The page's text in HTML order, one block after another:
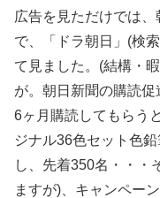
広告を見ただけでは
で、「ドラ朝日」(検
て見ました。(結構・
が。朝日新聞の購読促
6ヶ月購読してもらう
ジナル36色セット色
し、先着350名・・・
ますが)、キャンペー